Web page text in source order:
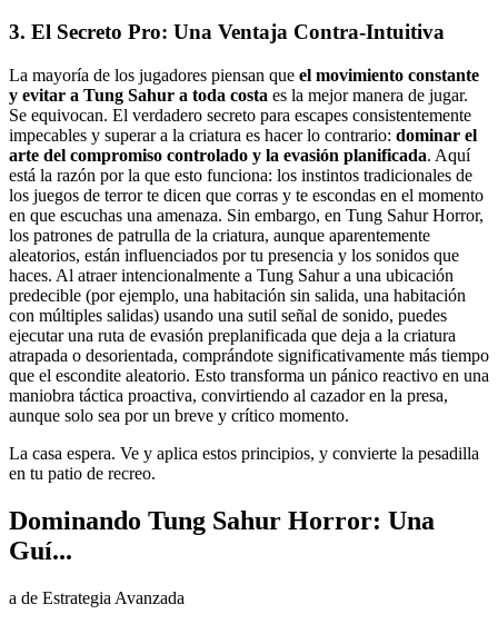
3. El Secreto Pro: Una Ventaja Contra-Intuitiva
La mayoría de los jugadores piensan que el movimiento constante
y evitar a Tung Sahur a toda costa es la mejor manera de jugar.
Se equivocan. El verdadero secreto para escapes consistentemente
impecables y superar a la criatura es hacer lo contrario: dominar el
arte del compromiso controlado y la evasión planificada. Aquí
está la razón por la que esto funciona: los instintos tradicionales de
los juegos de terror te dicen que corras y te escondas en el momento
en que escuchas una amenaza. Sin embargo, en Tung Sahur Horror,
los patrones de patrulla de la criatura, aunque aparentemente
aleatorios, están influenciados por tu presencia y los sonidos que
haces. Al atraer intencionalmente a Tung Sahur a una ubicación
predecible (por ejemplo, una habitación sin salida, una habitación
con múltiples salidas) usando una sutil señal de sonido, puedes
ejecutar una ruta de evasión preplanificada que deja a la criatura
atrapada o desorientada, comprándote significativamente más tiempo
que el escondite aleatorio. Esto transforma un pánico reactivo en una
maniobra táctica proactiva, convirtiendo al cazador en la presa,
aunque solo sea por un breve y crítico momento.
La casa espera. Ve y aplica estos principios, y convierte la pesadilla
en tu patio de recreo.
Dominando Tung Sahur Horror: Una
Guí...
a de Estrategia Avanzada